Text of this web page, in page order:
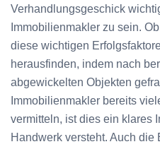
Verhandlungsgeschick
Immobilienmakler zu sein.
diese wichtigen
herausfinden, indem nach
abgewickelten Objekten
Immobilienmakler bereits
vermitteln, ist dies ein klares
Handwerk versteht. Auch